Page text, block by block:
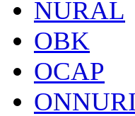
NURAL
OBK
OCAP
ONNURI